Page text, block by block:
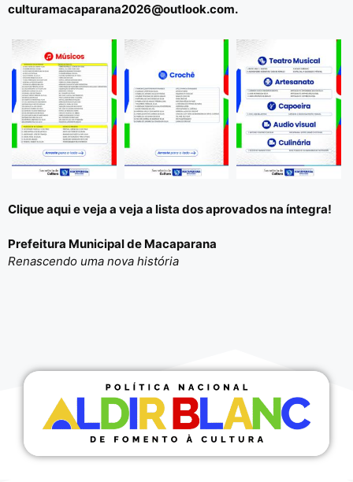
culturamacaparana2026@outlook.com.
Clique aqui e veja a veja a lista dos aprovados na íntegra!
Prefeitura Municipal de Macaparana
Renascendo uma nova história